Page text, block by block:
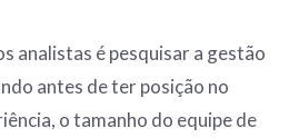
analistas é pesquisar a gestão
antes de ter posição no
o tamanho do equipe de